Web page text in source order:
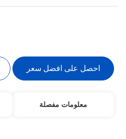
احصل على افضل سعر
معلومات مفصلة